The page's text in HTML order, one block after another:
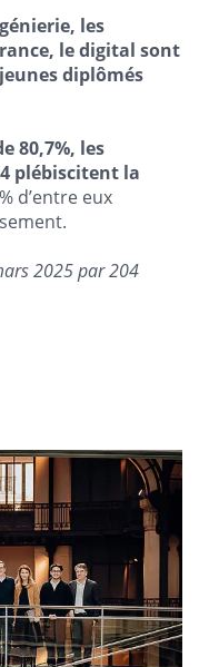
les
le digital sont
diplômés
80,7%, les
plébiscitent la
d’entre eux
2025 par 204